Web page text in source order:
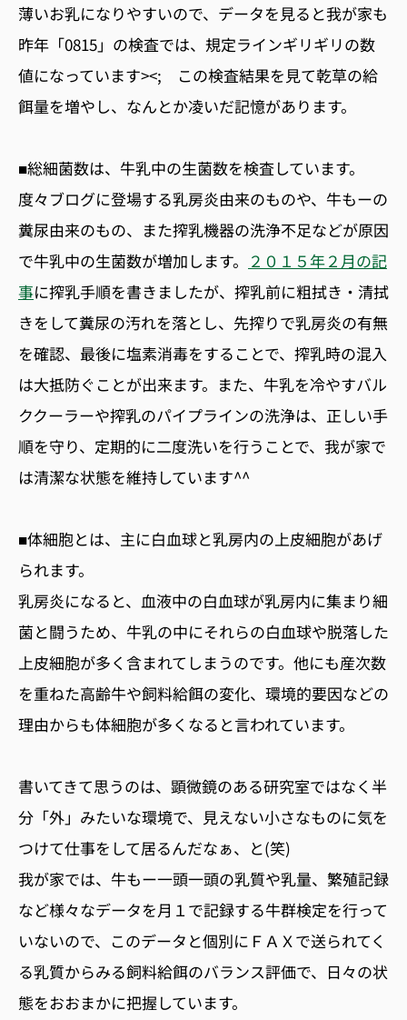
薄いお乳になりやすいので、データを見ると我が家も
昨年「0815」の検査では、規定ラインギリギリの数
値になっています><; この検査結果を見て乾草の給
餌量を増やし、なんとか凌いだ記憶があります。
■総細菌数は、牛乳中の生菌数を検査しています。
度々ブログに登場する乳房炎由来のものや、牛もーの
糞尿由来のもの、また搾乳機器の洗浄不足などが原因
で牛乳中の生菌数が増加します。 ２０１５年２月の記
事に搾乳手順を書きましたが、搾乳前に粗拭き・清拭
きをして糞尿の汚れを落とし、先搾りで乳房炎の有無
を確認、最後に塩素消毒をすることで、搾乳時の混入
は大抵防ぐことが出来ます。また、牛乳を冷やすバル
ククーラーや搾乳のパイプラインの洗浄は、正しい手
順を守り、定期的に二度洗いを行うことで、我が家で
は清潔な状態を維持しています^^
■体細胞とは、主に白血球と乳房内の上皮細胞があげ
られます。
乳房炎になると、血液中の白血球が乳房内に集まり細
菌と闘うため、牛乳の中にそれらの白血球や脱落した
上皮細胞が多く含まれてしまうのです。他にも産次数
を重ねた高齢牛や飼料給餌の変化、環境的要因などの
理由からも体細胞が多くなると言われています。
書いてきて思うのは、顕微鏡のある研究室ではなく半
分「外」みたいな環境で、見えない小さなものに気を
つけて仕事をして居るんだなぁ、と(笑)
我が家では、牛もー一頭一頭の乳質や乳量、繁殖記録
など様々なデータを月１で記録する牛群検定を行って
いないので、このデータと個別にＦＡＸで送られてく
る乳質からみる飼料給餌のバランス評価で、日々の状
態をおおまかに把握しています。